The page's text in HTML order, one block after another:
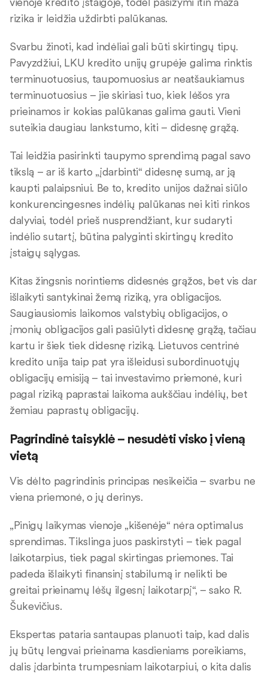
rizika ir leidžia uždirbti palūkanas.
Svarbu žinoti, kad indėliai gali būti skirtingų tipų.
Pavyzdžiui, LKU kredito unijų grupėje galima rinktis
terminuotuosius, taupomuosius ar neatšaukiamus
terminuotuosius – jie skiriasi tuo, kiek lėšos yra
prieinamos ir kokias palūkanas galima gauti. Vieni
suteikia daugiau lankstumo, kiti – didesnę grąžą.
Tai leidžia pasirinkti taupymo sprendimą pagal savo
tikslą – ar iš karto „įdarbinti“ didesnę sumą, ar ją
kaupti palaipsniui. Be to, kredito unijos dažnai siūlo
konkurencingesnes indėlių palūkanas nei kiti rinkos
dalyviai, todėl prieš nusprendžiant, kur sudaryti
indėlio sutartį, būtina palyginti skirtingų kredito
įstaigų sąlygas.
Kitas žingsnis norintiems didesnės grąžos, bet vis dar
išlaikyti santykinai žemą riziką, yra obligacijos.
Saugiausiomis laikomos valstybių obligacijos, o
įmonių obligacijos gali pasiūlyti didesnę grąžą, tačiau
kartu ir šiek tiek didesnę riziką. Lietuvos centrinė
kredito unija taip pat yra išleidusi subordinuotųjų
obligacijų emisiją – tai investavimo priemonė, kuri
pagal riziką paprastai laikoma aukščiau indėlių, bet
žemiau paprastų obligacijų.
Pagrindinė taisyklė – nesudėti visko į vieną
vietą
Vis dėlto pagrindinis principas nesikeičia – svarbu ne
viena priemonė, o jų derinys.
„Pinigų laikymas vienoje „kišenėje“ nėra optimalus
sprendimas. Tikslinga juos paskirstyti – tiek pagal
laikotarpius, tiek pagal skirtingas priemones. Tai
padeda išlaikyti finansinį stabilumą ir nelikti be
greitai prieinamų lėšų ilgesnį laikotarpį“, – sako R.
Šukevičius.
Ekspertas pataria santaupas planuoti taip, kad dalis
jų būtų lengvai prieinama kasdieniams poreikiams,
dalis įdarbinta trumpesniam laikotarpiui, o kita dalis